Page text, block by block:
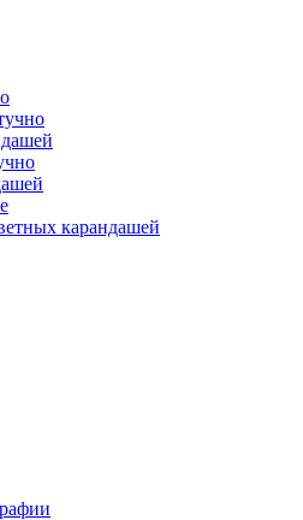
карандашей